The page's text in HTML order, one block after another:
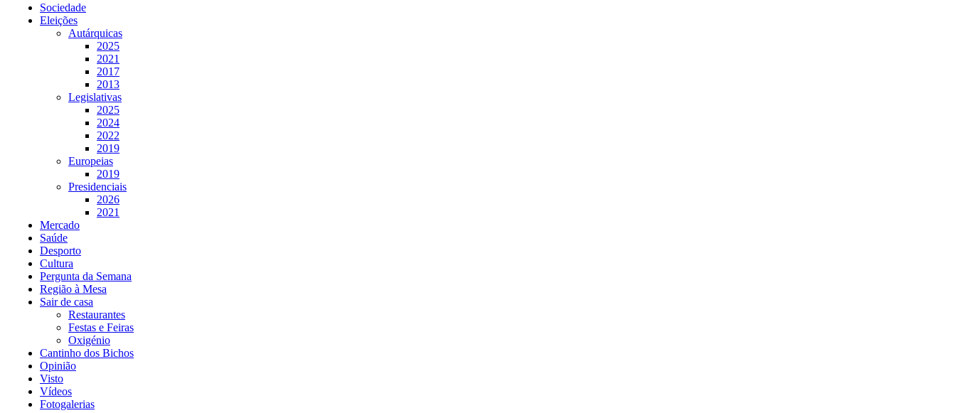
Sociedade
Eleições
Autárquicas
2025
2021
2017
2013
Legislativas
2025
2024
2022
2019
Europeias
2019
Presidenciais
2026
2021
Mercado
Saúde
Desporto
Cultura
Pergunta da Semana
Região à Mesa
Sair de casa
Restaurantes
Festas e Feiras
Oxigénio
Cantinho dos Bichos
Opinião
Visto
Vídeos
Fotogalerias